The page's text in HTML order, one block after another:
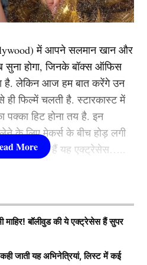
के नाम को विश्व कप के
अधिकारी ने ऋषभ के स्थान पर 2
के नाम का संकेत दिया है,
से बज़ रहा है।
ऋषभ पंत (Rishabh Pant) अपनी
कर रहे हैं। इसके बाद में
को चलने तथा स्ट्रेचिंग में नहीं-
लगने वाले हैं। वास्तव में ऋषभ
ज्यादा टाइम लेगाग। केएल
में आपने सलमान खान और
होगा, जिनके बॉक्स ऑफिस
है. लेकिन आज हम बात करेंगे उन
ही फिल्में चलती है. स्टारकास्ट में
पक्का हिट होना तय है. इन
के लिए मेकर्स के बीच होड़ लगी
हैं कौन-कौन हैं यह एक्ट्रेसेस…..
Deepika
माहिर! बॉलीवुड की ये एक्ट्रेसेस हैं सुपर
जाती यह अभिनेत्रियां, लिस्ट में कई